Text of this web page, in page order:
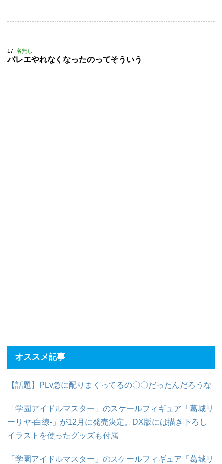
17: 名無し
バレエやれなくなったのってそういう
オススメ記事
【話題】PLv急に配りまくってるの〇〇だったんだろうな
「学園アイドルマスター」のスケールフィギュア「葛城リ
ーリヤ-白線-」が12月に発売決定。DX版には描き下ろし
イラストを使ったグッズも付属
「学園アイドルマスター」のスケールフィギュア「葛城リ